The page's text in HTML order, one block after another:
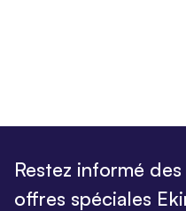
Restez informé
offres spéciales